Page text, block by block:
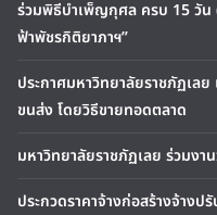
ร่วมพิธีบำเพ็ญกุศล ครบ 15 วัน
ฟ้าพัชรกิติยาภาฯ”
ประกาศมหาวิทยาลัยราชภัฏเล
ขนส่ง โดยวิธีขายทอดตลาด
มหาวิทยาลัยราชภัฏเลย ร่วมงา
ประกวดราคาจ้างก่อสร้างจ้าง